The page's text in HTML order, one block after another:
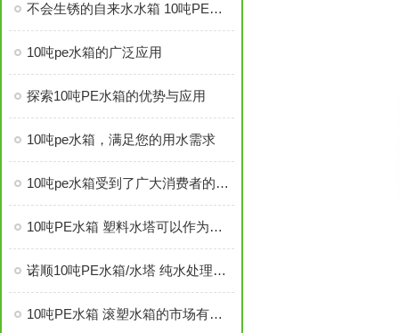
不会生锈的自来水水箱 10吨PE塑料水箱
10吨pe水箱的广泛应用
探索10吨PE水箱的优势与应用
10吨pe水箱，满足您的用水需求
10吨pe水箱受到了广大消费者的热捧
10吨PE水箱 塑料水塔可以作为生活水箱吗
诺顺10吨PE水箱/水塔 纯水处理应用
10吨PE水箱 滚塑水箱的市场有多大